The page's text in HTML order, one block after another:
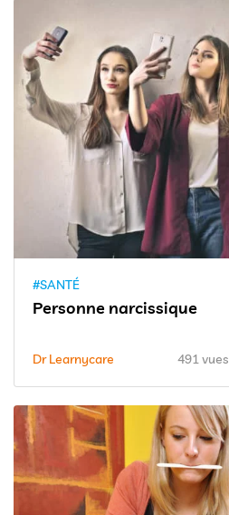
#SANTÉ
Personne narcissique
Dr Learnycare 491 vues